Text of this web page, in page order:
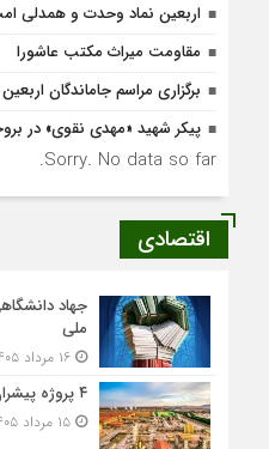
اربعین نماد وحدت و همدلی
مقاومت میراث مکتب عاشورا
برگزاری مراسم جاماندگان
پیکر شهید «مهدی نقوی» در
Sorry. No data so far.
اقتصادی
جهاد
ملی
۱۶ مرداد ۱۴۰۵ - ۱۹:۰۴
۴ پروژه پیشران در لرستان افتتاح می‌شود
۱۵ مرداد ۱۴۰۵ - ۱۴:۴۰